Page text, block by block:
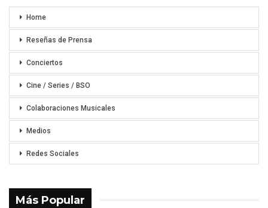
Home
Reseñas de Prensa
Conciertos
Cine / Series / BSO
Colaboraciones Musicales
Medios
Redes Sociales
Más Popular